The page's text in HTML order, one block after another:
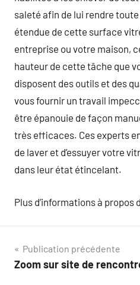
saleté afin de lui rendre
étendue de cette surface
entreprise ou votre maison,
hauteur de cette tâche que
disposent des outils et des
vous fournir un travail
être épanouie de façon
très efficaces. Ces experts
de laver et d’essuyer votre
dans leur état étincelant.
Plus d’informations à propos
Navigation
de
Publication précédente
Zoom sur site de